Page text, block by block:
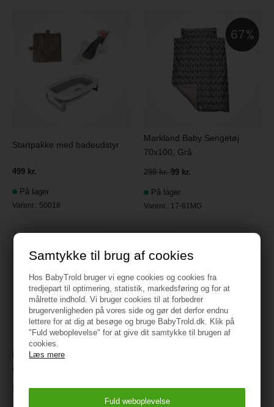
Samtykke til brug af cookies
Hos BabyTrold bruger vi egne cookies og cookies fra
tredjepart til optimering, statistik, markedsføring og for at
målrette indhold. Vi bruger cookies til at forbedrer
brugervenligheden på vores side og gør det derfor endnu
lettere for at dig at besøge og bruge BabyTrold.dk. Klik på
"Fuld weboplevelse" for at give dit samtykke til brugen af
cookies.
Læs mere
Startpakke med badeudstyr
499 kr.
På lager
Varenr.: 50018
67
Markland Baby Sengetøj
70x100, Grå
299 kr.99 kr.
På lager
Varenr.: 17-61MG
Markland Badehåndklæde,
Grå
179 kr. 79 kr.